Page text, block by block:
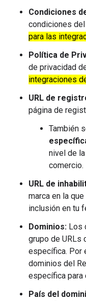
Condiciones
condiciones
para las
Política de
de privacidad
integraciones
URL de
página de
También
nivel de
comercio.
URL de
marca en la
inclusión en tu
Dominios: Los
grupo de URLs
específica. Por
dominios del
específica para
País del